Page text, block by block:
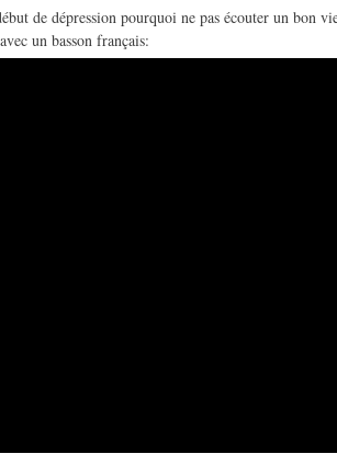
de dépression pourquoi ne pas écouter un bon
un basson français: